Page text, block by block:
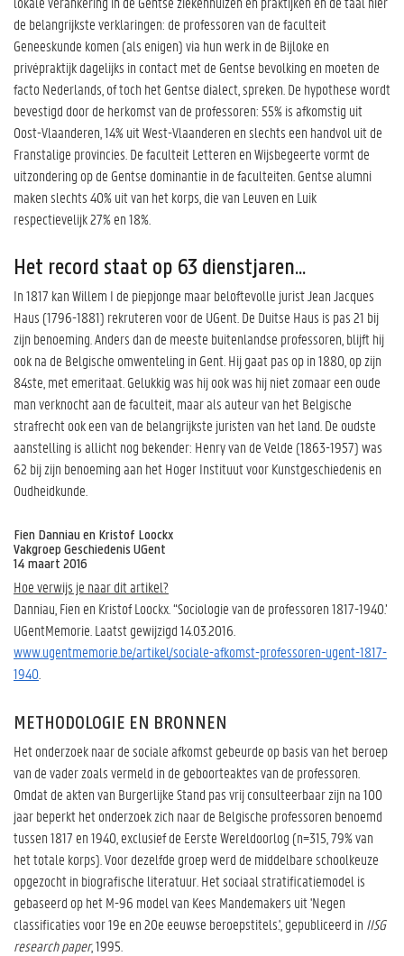
de belangrijkste verklaringen: de professoren van de faculteit
Geneeskunde komen (als enigen) via hun werk in de Bijloke en
privépraktijk dagelijks in contact met de Gentse bevolking en moeten de
facto Nederlands, of toch het Gentse dialect, spreken. De hypothese wordt
bevestigd door de herkomst van de professoren: 55% is afkomstig uit
Oost-Vlaanderen, 14% uit West-Vlaanderen en slechts een handvol uit de
Franstalige provincies. De faculteit Letteren en Wijsbegeerte vormt de
uitzondering op de Gentse dominantie in de faculteiten. Gentse alumni
maken slechts 40% uit van het korps, die van Leuven en Luik
respectievelijk 27% en 18%.
Het record staat op 63 dienstjaren...
In 1817 kan Willem I de piepjonge maar beloftevolle jurist Jean Jacques
Haus (1796-1881) rekruteren voor de UGent. De Duitse Haus is pas 21 bij
zijn benoeming. Anders dan de meeste buitenlandse professoren, blijft hij
ook na de Belgische omwenteling in Gent. Hij gaat pas op in 1880, op zijn
84ste, met emeritaat. Gelukkig was hij ook was hij niet zomaar een oude
man verknocht aan de faculteit, maar als auteur van het Belgische
strafrecht ook een van de belangrijkste juristen van het land. De oudste
aanstelling is allicht nog bekender: Henry van de Velde (1863-1957) was
62 bij zijn benoeming aan het Hoger Instituut voor Kunstgeschiedenis en
Oudheidkunde.
Fien Danniau en Kristof Loockx
Vakgroep Geschiedenis UGent
14 maart 2016
Hoe verwijs je naar dit artikel?
Danniau, Fien en Kristof Loockx. “Sociologie van de professoren 1817-1940.’
UGentMemorie. Laatst gewijzigd 14.03.2016.
www.ugentmemorie.be/artikel/sociale-afkomst-professoren-ugent-1817-
1940
METHODOLOGIE EN BRONNEN
Het onderzoek naar de sociale afkomst gebeurde op basis van het beroep
van de vader zoals vermeld in de geboorteaktes van de professoren.
Omdat de akten van Burgerlijke Stand pas vrij consulteerbaar zijn na 100
jaar beperkt het onderzoek zich naar de Belgische professoren benoemd
tussen 1817 en 1940, exclusief de Eerste Wereldoorlog (n=315, 79% van
het totale korps). Voor dezelfde groep werd de middelbare schoolkeuze
opgezocht in biografische literatuur. Het sociaal stratificatiemodel is
gebaseerd op het M-96 model van Kees Mandemakers uit 'Negen
classificaties voor 19e en 20e eeuwse beroepstitels.', gepubliceerd in IISG
research paper, 1995.